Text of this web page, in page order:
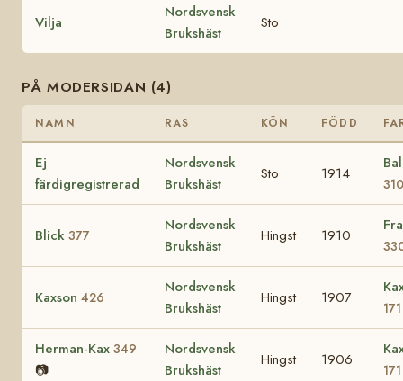
Vilja
Nordsvensk
Brukshäst
Sto
PÅ MODERSIDAN (4)
NAMN RAS KÖN FÖDD
Ej
färdigregistrerad
Nordsvensk
Brukshäst
Sto 1914
310
Blick 377
Nordsvensk
Brukshäst
Hingst 1910
Kaxson 426
Nordsvensk
Brukshäst
Hingst 1907
171
Herman-Kax 349
📷
Nordsvensk
Brukshäst
Hingst 1906
171